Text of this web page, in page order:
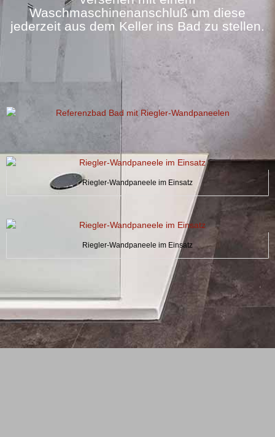
Waschmaschinenanschluß um diese
jederzeit aus dem Keller ins Bad zu stellen.
Riegler-Wandpaneele im Einsatz
Riegler-Wandpaneele im Einsatz